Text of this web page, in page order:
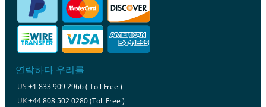
연락하다 우리를
US +1 833 909 2966 ( Toll Free )
UK+44 808 502 0280 (Toll Free )